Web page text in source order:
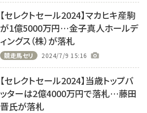
【セレクトセール2024】マカヒキ産駒
が1億5000万円…金子真人ホールデ
ィングス（株）が落札
競走馬セリ 2024/7/9 15:16
【セレクトセール2024】当歳トップバ
ッターは2億4000万円で落札…藤田
晋氏が落札